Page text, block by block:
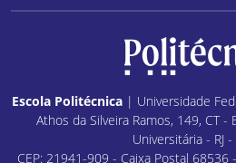
Escola Politécnica | Universidade
Athos da Silveira Ramos, 149, CT -
Universitária - RJ
CEP: 21941-909 - Caixa Postal